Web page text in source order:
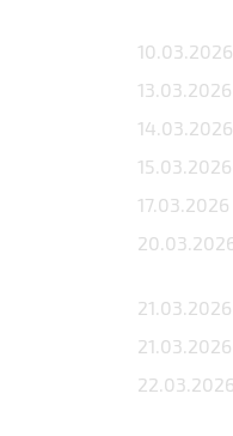
10.03.2026
13.03.2026
14.03.2026
15.03.2026
17.03.2026
21.03.2026
21.03.2026
22.03.2026